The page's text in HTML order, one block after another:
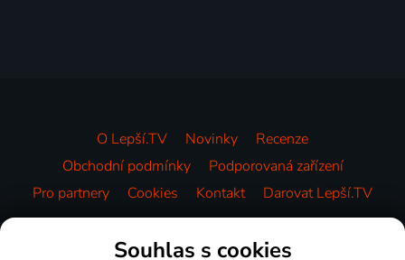
O Lepší.TV Novinky
Recenze
Obchodní podmínky
Podporovaná zařízení
Pro partnery
Cookies Kontakt Darovat Lepší.TV
Videotéka
Souhlas s cookies